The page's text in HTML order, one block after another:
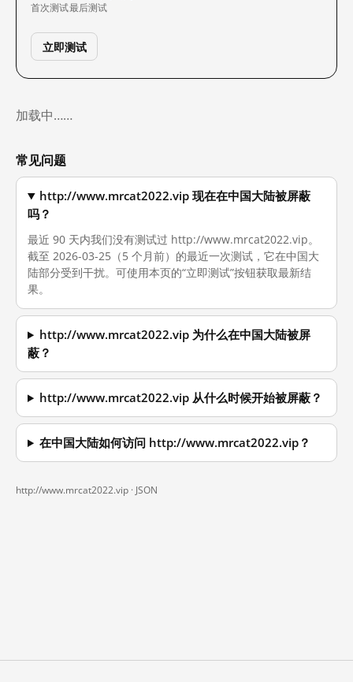
首次测试最后测试
立即测试
加载中……
常见问题
http://www.mrcat2022.vip 现在在中国大陆被屏蔽
吗？
最近 90 天内我们没有测试过 http://www.mrcat2022.vip。
截至 2026-03-25（5 个月前）的最近一次测试，它在中国大
陆部分受到干扰。可使用本页的“立即测试”按钮获取最新结
果。
http://www.mrcat2022.vip 为什么在中国大陆被屏
蔽？
http://www.mrcat2022.vip 从什么时候开始被屏蔽？
在中国大陆如何访问 http://www.mrcat2022.vip？
http://www.mrcat2022.vip · JSON